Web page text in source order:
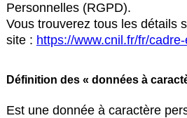
Personnelles (RGPD).
Vous trouverez tous les détails
site : https://www.cnil.fr/fr/
Définition des « données à
Est une donnée à caractère